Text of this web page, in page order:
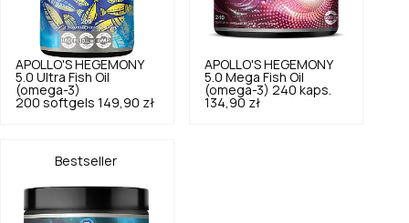
APOLLO'S HEGEMONY
5.0 Ultra Fish Oil
(omega-3)
200 softgels 149,90 zł
APOLLO'S HEGEMONY
5.0 Mega Fish Oil
(omega-3) 240 kaps.
134,90 zł
Bestseller